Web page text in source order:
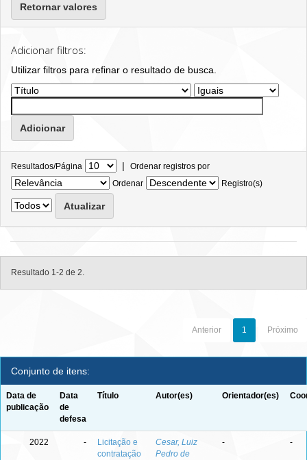
Retornar valores
Adicionar filtros:
Utilizar filtros para refinar o resultado de busca.
Resultados/Página | Ordenar registros por
Ordenar
Registro(s)
Resultado 1-2 de 2.
Anterior 1 Próximo
Conjunto de itens:
Data de
publicação
Data
de
defesa
Título Autor(es) Orientador(es)
2022 -
Licitação e
contratação
Cesar, Luiz
Pedro de
- -